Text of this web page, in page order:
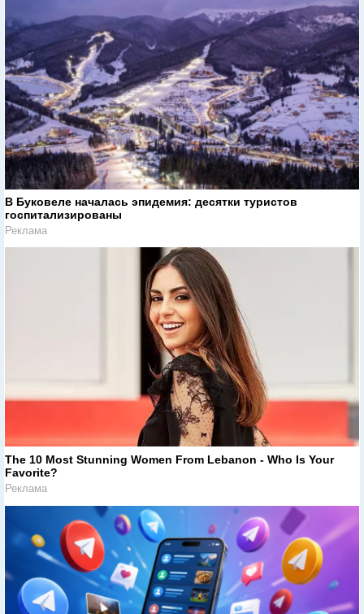
В Буковеле началась эпидемия: десятки туристов
госпитализированы
Реклама
The 10 Most Stunning Women From Lebanon - Who Is Your
Favorite?
Реклама